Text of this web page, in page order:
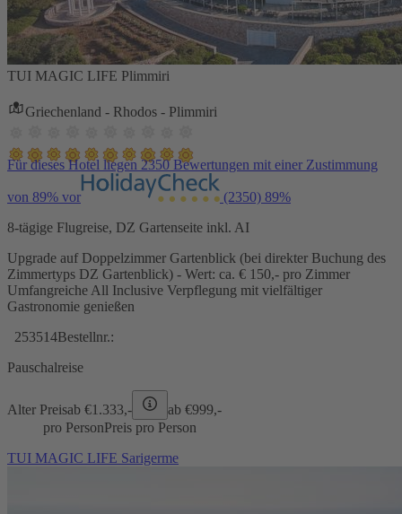
TUI MAGIC LIFE Plimmiri
Griechenland - Rhodos - Plimmiri
Für dieses Hotel liegen 2350 Bewertungen mit einer Zustimmung
von 89% vor (2350) 89%
8-tägige Flugreise, DZ Gartenseite inkl. AI
Upgrade auf Doppelzimmer Gartenblick (bei direkter Buchung des
Zimmertyps DZ Gartenblick) - Wert: ca. € 150,- pro Zimmer
Umfangreiche All Inclusive Verpflegung mit vielfältiger
Gastronomie genießen
253514Bestellnr.:
Pauschalreise
Alter Preisab €1.333,- ab €999,-
pro PersonPreis pro Person
TUI MAGIC LIFE Sarigerme